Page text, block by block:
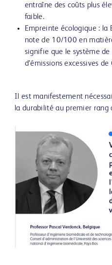
entraîne des coûts plus
faible.
Empreinte écologique : la
note de 10/100 en
signifie que le système
d’émissions excessives de
Il est manifestement
la durabilité au premier rang